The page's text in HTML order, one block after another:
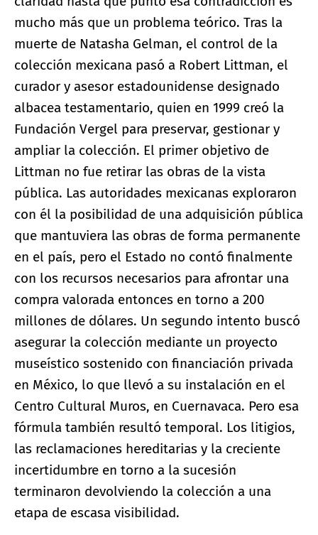
mucho más que un problema teórico. Tras la
muerte de Natasha Gelman, el control de la
colección mexicana pasó a Robert Littman, el
curador y asesor estadounidense designado
albacea testamentario, quien en 1999 creó la
Fundación Vergel para preservar, gestionar y
ampliar la colección. El primer objetivo de
Littman no fue retirar las obras de la vista
pública. Las autoridades mexicanas exploraron
con él la posibilidad de una adquisición pública
que mantuviera las obras de forma permanente
en el país, pero el Estado no contó finalmente
con los recursos necesarios para afrontar una
compra valorada entonces en torno a 200
millones de dólares. Un segundo intento buscó
asegurar la colección mediante un proyecto
museístico sostenido con financiación privada
en México, lo que llevó a su instalación en el
Centro Cultural Muros, en Cuernavaca. Pero esa
fórmula también resultó temporal. Los litigios,
las reclamaciones hereditarias y la creciente
incertidumbre en torno a la sucesión
terminaron devolviendo la colección a una
etapa de escasa visibilidad.